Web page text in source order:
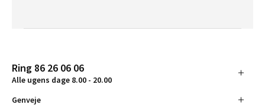
Ring 86 26 06 06
Alle ugens dage 8.00 - 20.00
Genveje